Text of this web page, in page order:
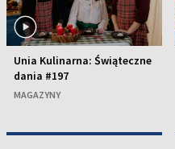
Unia Kulinarna: Świąteczne
dania #197
MAGAZYNY